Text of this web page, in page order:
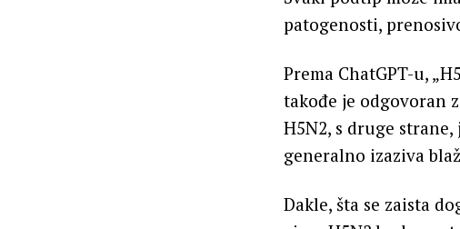
patogenosti,
Prema ChatGPT-u,
takođe je odgovoran
H5N2, s druge
generalno izaziva
Dakle, šta se zaista